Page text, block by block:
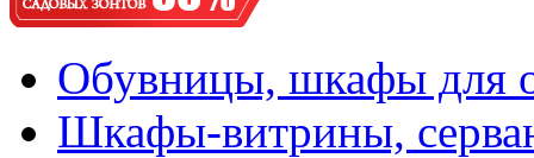
Обувницы, шкафы для
Шкафы-витрины,